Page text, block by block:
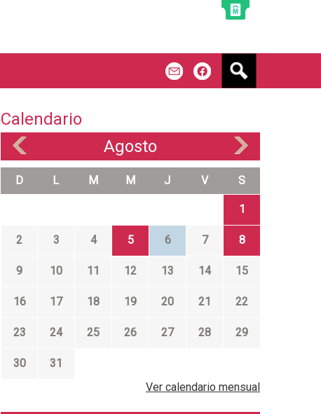
Calendario
Agosto
D L M M J V S
1
2 3 4 5 6 7 8
9 10 11 12 13 14 15
16 17 18 19 20 21 22
23 24 25 26 27 28 29
30
31
Ver calendario mensual
s